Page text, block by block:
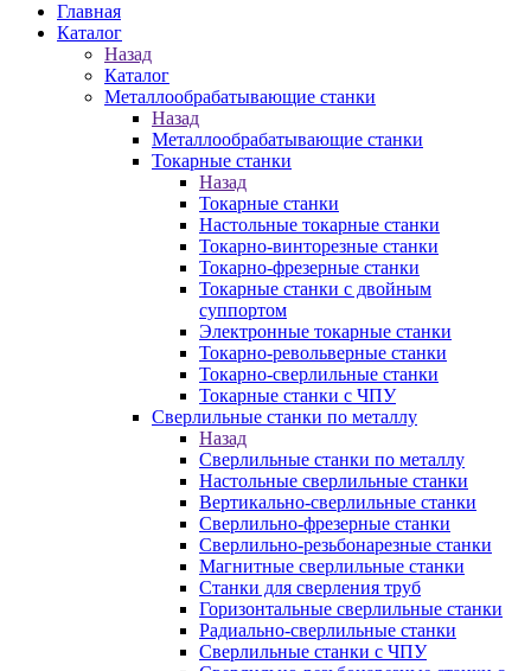
Главная
Каталог
Назад
Каталог
Металлообрабатывающие станки
Назад
Металлообрабатывающие станки
Токарные станки
Назад
Токарные станки
Настольные токарные станки
Токарно-винторезные станки
Токарно-фрезерные станки
Токарные станки с двойным
суппортом
Электронные токарные станки
Токарно-револьверные станки
Токарно-сверлильные станки
Токарные станки с ЧПУ
Сверлильные станки по металлу
Назад
Сверлильные станки по металлу
Настольные сверлильные станки
Вертикально-сверлильные станки
Сверлильно-фрезерные станки
Сверлильно-резьбонарезные станки
Магнитные сверлильные станки
Станки для сверления труб
Горизонтальные сверлильные станки
Радиально-сверлильные станки
Сверлильные станки с ЧПУ